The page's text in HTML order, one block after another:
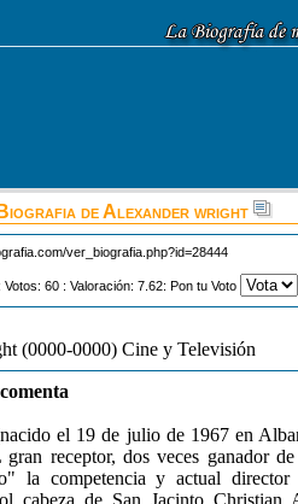
Biografia de Alexander wright
ver_biografia.php?id=28444
60 : Valoración: 7.62: Pon tu Voto
(0000-0000) Cine y Televisión
el 19 de julio de 1967 en
receptor, dos veces ganador
la competencia y actual
cabeza de San Jacinto Christian